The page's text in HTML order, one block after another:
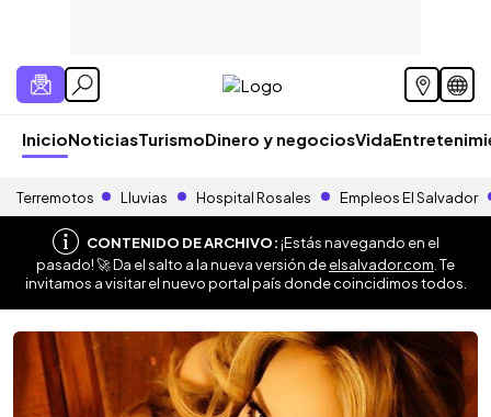
InicioNoticiasTurismoDinero y negociosVida
Terremotos Lluvias Hospital Rosales Empleos El Salvador
CONTENIDO DE ARCHIVO:¡Estás navegando en el
pasado! 🚀 Da el salto a la nueva versión deelsalvador.com . Te
invitamos a visitar el nuevo portal país donde coincidimos todos.